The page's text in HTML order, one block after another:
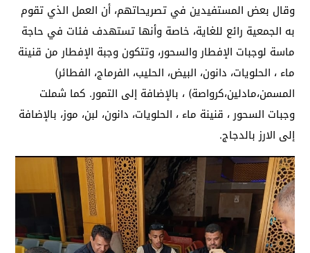
وقال بعض المستفيدين في تصريحاتهم، أن العمل الذي تقوم
به الجمعية رائع للغاية، خاصة وأنها تستهدف فئات في حاجة
ماسة لوجبات الإفطار والسحور، وتتكون وجبة الإفطار من قنينة
ماء ، الحلويات، دانون، البيض، الحليب، الفرماج، الفطائر)
المسمن،مادلين،كرواصة) ، بالإضافة إلى التمور. كما شملت
وجبات السحور ، قنينة ماء ، الحلويات، دانون، لبن، موز، بالإضافة
إلى الارز بالدجاج.